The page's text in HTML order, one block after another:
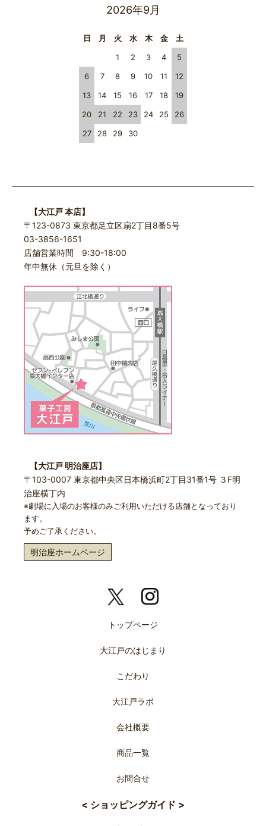
2026年9月
日 月 火 水 木 金
土
1
2 3 4
5
6
7 8 9 10 11
12
13
14 15 16 17 18
19
20
21 22 23 24 25
26
27
28 29 30
【大江戸 本店】
〒123-0873 東京都足立区扇2丁目8番5号
03-3856-1651
店舗営業時間 9:30-18:00
年中無休（元旦を除く）
【大江戸 明治座店】
〒103-0007 東京都中央区日本橋浜町2丁目31番1号 ３F明
治座横丁内
※劇場に入場のお客様のみご利用いただける店舗となっており
ます。
予めご了承ください。
明治座ホームページ
トップページ
大江戸のはじまり
こだわり
大江戸ラボ
会社概要
商品一覧
お問合せ
< ショッピングガイド >